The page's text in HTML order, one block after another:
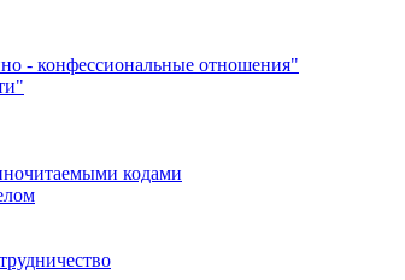
- конфессиональные отношения"
кодами